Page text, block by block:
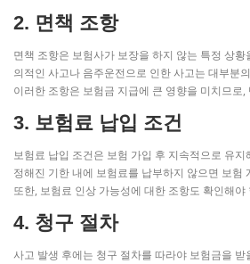
2. 면책 조항
면책 조항은 보험사가 보장을 하지 않는 특정 상
의적인 사고나 음주운전으로 인한 사고는 대부분
이러한 조항은 보험금 지급에 큰 영향을 미치므로
3. 보험료 납입 조건
보험료 납입 조건은 보험 가입 후 지속적으로 유
정해진 기한 내에 보험료를 납부하지 않으면 보험
또한, 보험료 인상 가능성에 대한 조항도 확인해야
4. 청구 절차
사고 발생 후에는 청구 절차를 따라야 보험금을